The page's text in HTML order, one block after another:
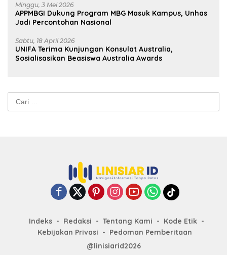
Minggu, 3 Mei 2026
APPMBGI Dukung Program MBG Masuk Kampus, Unhas
Jadi Percontohan Nasional
Sabtu, 18 April 2026
UNIFA Terima Kunjungan Konsulat Australia,
Sosialisasikan Beasiswa Australia Awards
Indeks Redaksi Tentang Kami
Kode Etik
Kebijakan Privasi
Pedoman Pemberitaan
@linisiarid2026